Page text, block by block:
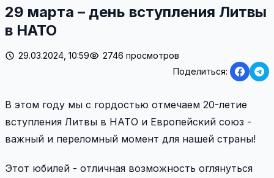
29 марта – день вступления Литвы
в НАТО
29.03.2024, 10:59
2746 просмотров
Поделиться:
В этом году мы с гордостью отмечаем 20-летие
вступления Литвы в НАТО и Европейский союз -
важный и переломный момент для нашей страны!
Этот юбилей - отличная возможность оглянуться